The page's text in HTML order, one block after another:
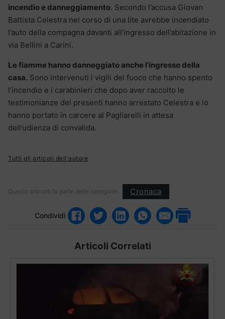
incendio e danneggiamento. Secondo l’accusa Giovan
Battista Celestra nel corso di una lite avrebbe incendiato
l’auto della compagna davanti all’ingresso dell’abitazione in
via Bellini a Carini.
Le fiamme hanno danneggiato anche l’ingresso della
casa. Sono intervenuti i vigili del fuoco che hanno spento
l’incendio e i carabinieri che dopo aver raccolto le
testimonianze dei presenti hanno arrestato Celestra e lo
hanno portato in carcere al Pagliarelli in attesa
dell’udienza di convalida.
Tutti gli articoli dell'autore
Questo articolo fa parte delle categorie: Cronaca
Condividi
Articoli Correlati